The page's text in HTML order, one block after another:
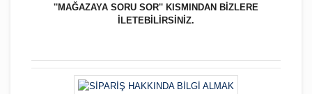
''MAĞAZAYA SORU SOR'' KISMINDAN BİZLERE
İLETEBİLİRSİNİZ.